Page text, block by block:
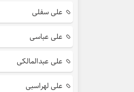
علی سفلی
علی عباسی
علی عبدالمالکی
علی لهراسبی